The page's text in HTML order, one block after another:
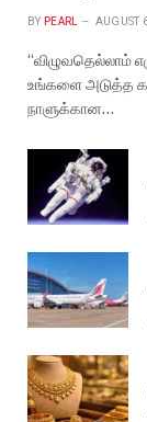
BY PEARL AUGUST
“விழுவதெல்லாம்
உங்களை அடுத்த
நாளுக்கான…